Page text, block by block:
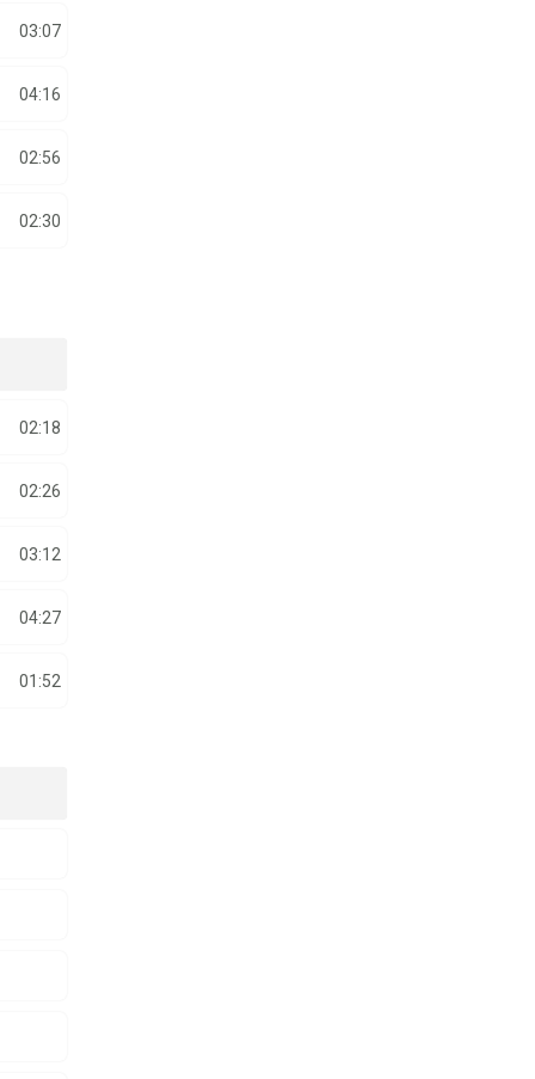
03:07
04:16
02:56
02:30
02:18
02:26
03:12
04:27
01:52